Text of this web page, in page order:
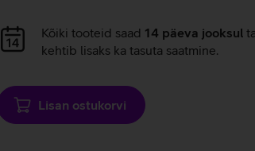
Andmete
laadimine
Kõiki tooteid saad 14 päeva jooksul
kehtib lisaks ka tasuta saatmine.
Lisan ostukorvi